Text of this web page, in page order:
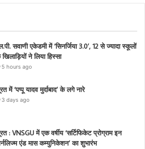
सवाणी एकेडमी में ‘सिनर्जिया 3.0’, 12 से ज्यादा स्कूलों
ने लिया हिस्सा
5 hours ago
में ‘पप्पू यादव मुर्दाबाद’ के लगे नारे
3 days ago
: VNSGU में एक वर्षीय ‘सर्टिफिकेट प्रोग्राम इन
एंड मास कम्युनिकेशन’ का शुभारंभ